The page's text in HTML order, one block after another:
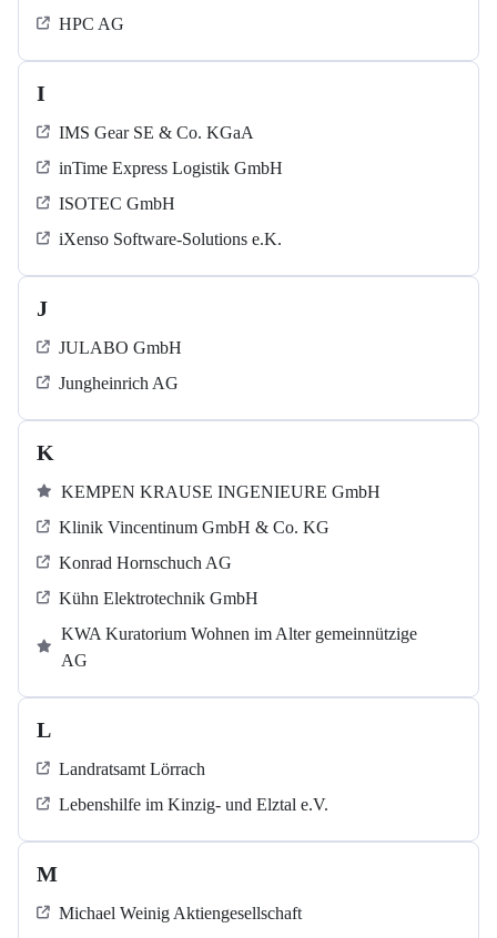
HPC AG
I
IMS Gear SE & Co. KGaA
inTime Express Logistik GmbH
ISOTEC GmbH
iXenso Software-Solutions e.K.
J
JULABO GmbH
Jungheinrich AG
K
KEMPEN KRAUSE INGENIEURE GmbH
Klinik Vincentinum GmbH & Co. KG
Konrad Hornschuch AG
Kühn Elektrotechnik GmbH
KWA Kuratorium Wohnen im Alter gemeinnützige
AG
L
Landratsamt Lörrach
Lebenshilfe im Kinzig-​​​ und Elztal e.V.
M
Michael Weinig Aktiengesellschaft